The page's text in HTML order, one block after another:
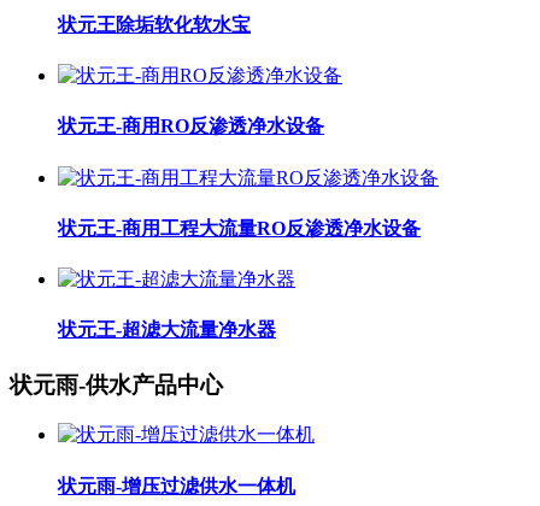
状元王除垢软化软水宝
状元王-商用RO反渗透净水设备
状元王-商用工程大流量RO反渗透净水设备
状元王-超滤大流量净水器
状元雨-供水产品中心
状元雨-增压过滤供水一体机